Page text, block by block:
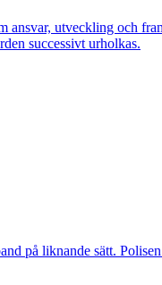
utveckling och
successivt urholkas.
liknande sätt.